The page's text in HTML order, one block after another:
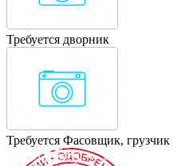
Требуется дворник
Требуется Фасовщик, грузчик